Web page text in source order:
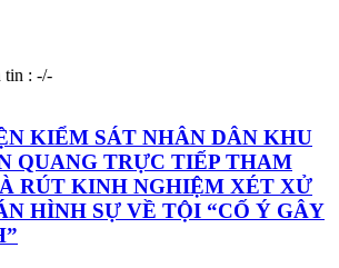
tin : -/-
KIỂM SÁT NHÂN DÂN KHU
QUANG TRỰC TIẾP THAM
RÚT KINH NGHIỆM XÉT XỬ
HÌNH SỰ VỀ TỘI “CỐ Ý GÂY